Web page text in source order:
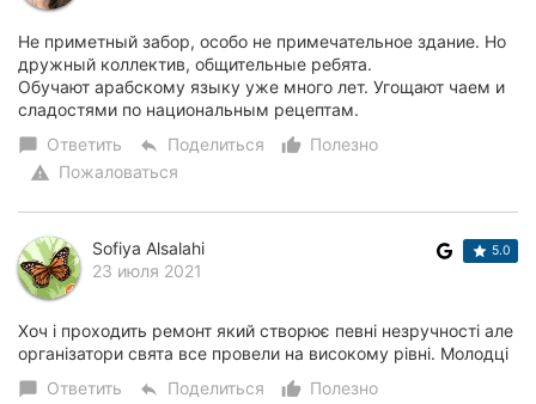
Херсон
Полтава
Чернигов
Черновцы
Сумы
Ивано-
Не приметный забор, особо не примечательное здание. Но
дружный коллектив, общительные ребята.
Обучают арабскому языку уже много лет. Угощают чаем и
сладостями по национальным рецептам.
chat_bubble Ответить reply Поделиться thumb_up_alt
Полезно
warning Пожаловаться
Sofiya Alsalahi
23 июля 2021
5.0
Хоч і проходить ремонт який створює певні незручності але
організатори свята все провели на високому рівні. Молодці
chat_bubble Ответить reply Поделиться thumb_up_alt
Полезно